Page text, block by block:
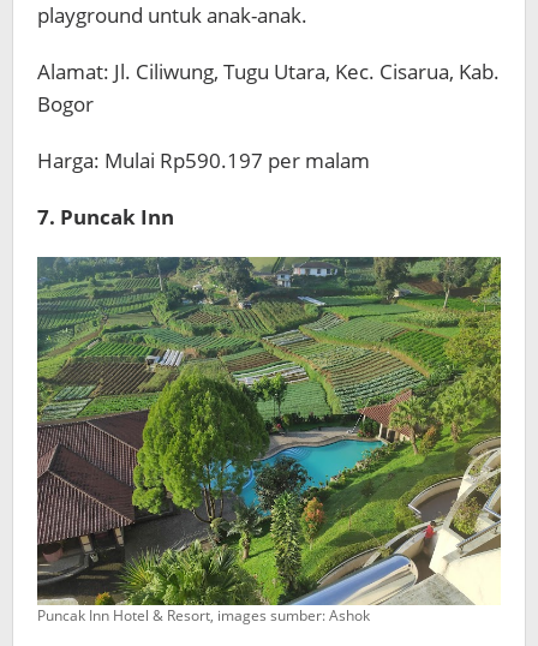
playground untuk anak-anak.
Alamat: Jl. Ciliwung, Tugu Utara, Kec. Cisarua, Kab.
Bogor
Harga: Mulai Rp590.197 per malam
7. Puncak Inn
Puncak Inn Hotel & Resort, images sumber: Ashok